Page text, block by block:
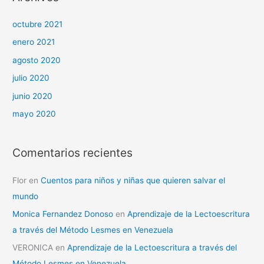
octubre 2021
enero 2021
agosto 2020
julio 2020
junio 2020
mayo 2020
Comentarios recientes
Flor enCuentos para niños y niñas que quieren salvar el
mundo
Monica Fernandez Donoso enAprendizaje de la Lectoescritura
a través del Método Lesmes en Venezuela
VERONICA enAprendizaje de la Lectoescritura a través del